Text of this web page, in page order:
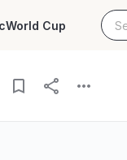
World Cup